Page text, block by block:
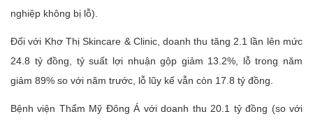
nghiệp không bị lỗ).
Đối với Khơ Thị Skincare & Clinic, doanh thu tăng 2.1 lần lên mức
24.8 tỷ đồng, tỷ suất lợi nhuận gộp giảm 13.2%, lỗ trong năm
giảm 89% so với năm trước, lỗ lũy kế vẫn còn 17.8 tỷ đồng.
Bệnh viện Thẩm Mỹ Đông Á với doanh thu 20.1 tỷ đồng (so với